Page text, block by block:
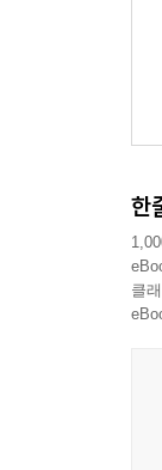
한
클